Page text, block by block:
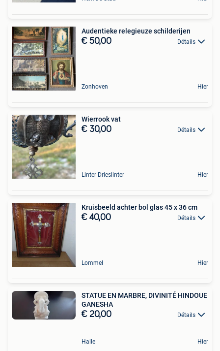
Audentieke relegieuze schilderijen
€ 50,00 Détails
Zonhoven Hier
Wierrook vat
€ 30,00 Détails
Linter-Drieslinter Hier
Kruisbeeld achter bol glas 45 x 36 cm
€ 40,00 Détails
Lommel Hier
STATUE EN MARBRE, DIVINITÉ HINDOUE
GANESHA
€ 20,00 Détails
Halle Hier